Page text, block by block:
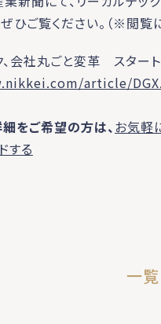
ひご覧ください。（※閲
、会社丸ごと変革 スター
article/
をご希望の方は、お気軽
する
一